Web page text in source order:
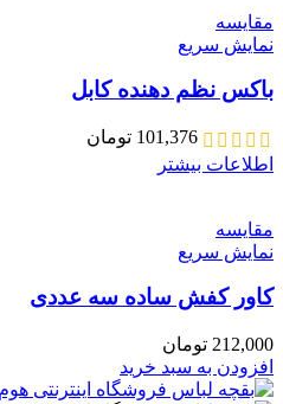
مقايسه
نمایش سریع
باکس نظم دهنده کابل
101,376 تومان
اطلاعات بیشتر
مقايسه
نمایش سریع
کاور کفش ساده سه عددی
212,000 تومان
افزودن به سبد خرید